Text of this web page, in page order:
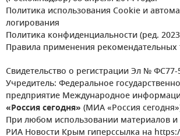
Политика использования Cookie и
логирования
Политика конфиденциальности (ред. 2023
Правила применения рекомендательных
Свидетельство о регистрации Эл № ФС77-
Учредитель: Федеральное
предприятие Международное
«Россия сегодня» (МИА «Россия
При любом использовании материалов и
РИА Новости Крым гиперссылка на